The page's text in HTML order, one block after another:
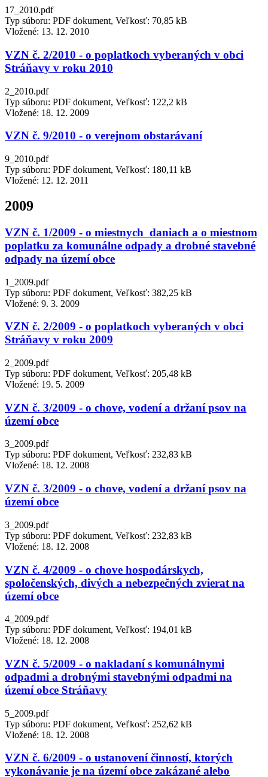
17_2010.pdf
Typ súboru: PDF dokument, Veľkosť: 70,85 kB
Vložené: 13. 12. 2010
VZN č. 2/2010 - o poplatkoch vyberaných v obci
Stráňavy v roku 2010
2_2010.pdf
Typ súboru: PDF dokument, Veľkosť: 122,2 kB
Vložené: 18. 12. 2009
VZN č. 9/2010 - o verejnom obstarávaní
9_2010.pdf
Typ súboru: PDF dokument, Veľkosť: 180,11 kB
Vložené: 12. 12. 2011
2009
VZN č. 1/2009 - o miestnych daniach a o miestnom
poplatku za komunálne odpady a drobné stavebné
odpady na území obce
1_2009.pdf
Typ súboru: PDF dokument, Veľkosť: 382,25 kB
Vložené: 9. 3. 2009
VZN č. 2/2009 - o poplatkoch vyberaných v obci
Stráňavy v roku 2009
2_2009.pdf
Typ súboru: PDF dokument, Veľkosť: 205,48 kB
Vložené: 19. 5. 2009
VZN č. 3/2009 - o chove, vodení a držaní psov na
území obce
3_2009.pdf
Typ súboru: PDF dokument, Veľkosť: 232,83 kB
Vložené: 18. 12. 2008
VZN č. 3/2009 - o chove, vodení a držaní psov na
území obce
3_2009.pdf
Typ súboru: PDF dokument, Veľkosť: 232,83 kB
Vložené: 18. 12. 2008
VZN č. 4/2009 - o chove hospodárskych,
spoločenských, divých a nebezpečných zvierat na
území obce
4_2009.pdf
Typ súboru: PDF dokument, Veľkosť: 194,01 kB
Vložené: 18. 12. 2008
VZN č. 5/2009 - o nakladaní s komunálnymi
odpadmi a drobnými stavebnými odpadmi na
území obce Stráňavy
5_2009.pdf
Typ súboru: PDF dokument, Veľkosť: 252,62 kB
Vložené: 18. 12. 2008
VZN č. 6/2009 - o ustanovení činností, ktorých
vykonávanie je na území obce zakázané alebo